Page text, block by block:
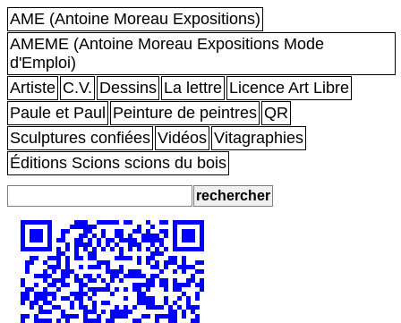
AME (Antoine Moreau Expositions)
AMEME (Antoine Moreau Expositions Mode
d'Emploi)
Artiste C.V. Dessins La lettre Licence Art Libre
Paule et Paul
Peinture de peintres QR
Sculptures confiées Vidéos Vitagraphies
Éditions Scions scions du bois